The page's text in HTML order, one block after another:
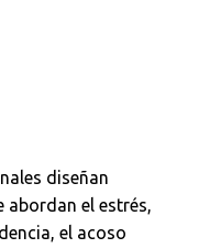
diseñan
abordan el estrés,
el acoso